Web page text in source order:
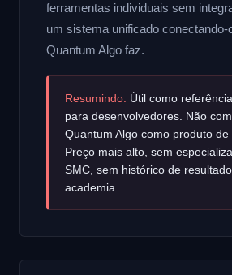
ferramentas individuais sem
um sistema unificado conectando-
Quantum Algo faz.
Resumindo: Útil como
para desenvolvedores. Não
Quantum Algo como produto de
Preço mais alto, sem
SMC, sem histórico de
academia.